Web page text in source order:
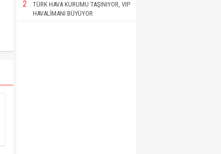
2
TÜRK HAVA KURUMU TAŞINIYOR, VIP
HAVALİMANI BÜYÜYOR